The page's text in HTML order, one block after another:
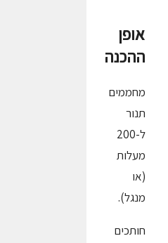
אופן
ההכנה
מחממים
תנור
ל-200
מעלות
(או
מנגל).
חותכים